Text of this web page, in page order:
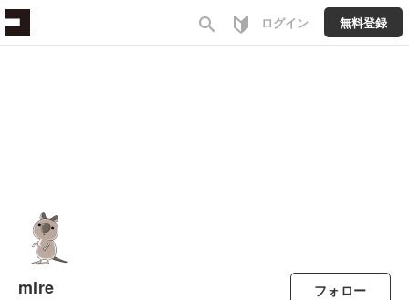
search ログイン 無料登録
mire フォロー